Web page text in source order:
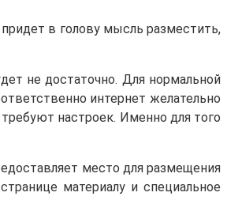
в голову мысль разместить,
не достаточно. Для нормальной
интернет желательно
настроек. Именно для того
место для размещения
материалу и специальное